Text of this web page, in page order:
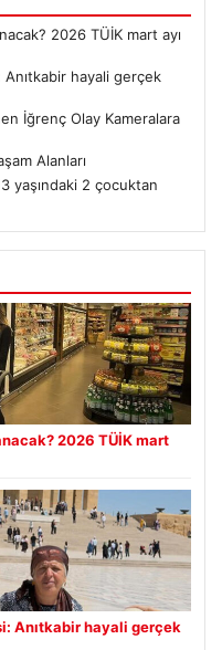
2026 TÜİK mart ayı
Anıtkabir hayali gerçek
İğrenç Olay Kameralara
Alanları
yaşındaki 2 çocuktan
2026 TÜİK mart
Anıtkabir hayali gerçek